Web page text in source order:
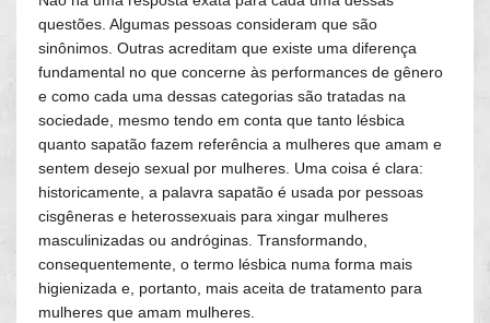
questões. Algumas pessoas consideram que são
sinônimos. Outras acreditam que existe uma diferença
fundamental no que concerne às performances de gênero
e como cada uma dessas categorias são tratadas na
sociedade, mesmo tendo em conta que tanto lésbica
quanto sapatão fazem referência a mulheres que amam e
sentem desejo sexual por mulheres. Uma coisa é clara:
historicamente, a palavra sapatão é usada por pessoas
cisgêneras e heterossexuais para xingar mulheres
masculinizadas ou andróginas. Transformando,
consequentemente, o termo lésbica numa forma mais
higienizada e, portanto, mais aceita de tratamento para
mulheres que amam mulheres.